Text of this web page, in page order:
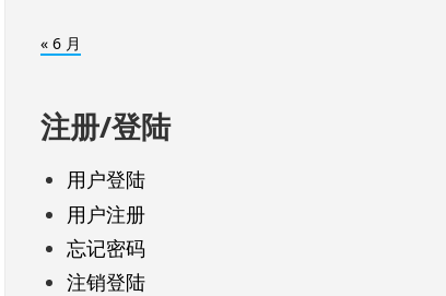
« 6 月
注册/登陆
用户登陆
用户注册
忘记密码
注销登陆